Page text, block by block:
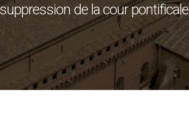
de la cour pontificale